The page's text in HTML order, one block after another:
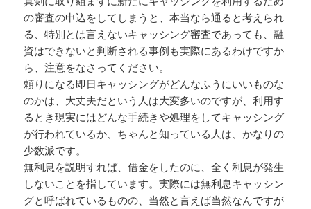
の審査の申込をしてしまうと、本当なら通ると考えられ
る、特別とは言えないキャッシング審査であっても、融
資はできないと判断される事例も実際にあるわけですか
ら、注意をなさってください。
頼りになる即日キャッシングがどんなふうにいいものな
のかは、大丈夫だという人は大変多いのですが、利用す
るとき現実にはどんな手続きや処理をしてキャッシング
が行われているか、ちゃんと知っている人は、かなりの
少数派です。
無利息を説明すれば、借金をしたのに、全く利息が発生
しないことを指しています。実際には無利息キャッシン
グと呼ばれているものの、当然と言えば当然なんですが